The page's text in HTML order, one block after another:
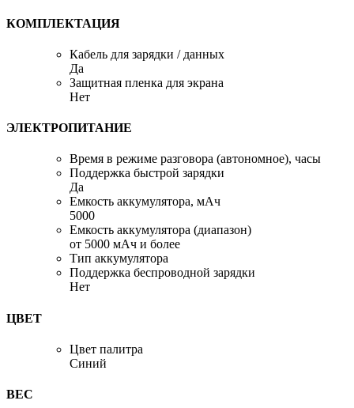
КОМПЛЕКТАЦИЯ
Кабель для зарядки / данных
Да
Защитная пленка для экрана
Нет
ЭЛЕКТРОПИТАНИЕ
Время в режиме разговора (автономное), часы
Поддержка быстрой зарядки
Да
Емкость аккумулятора, мАч
5000
Емкость аккумулятора (диапазон)
от 5000 мАч и более
Тип аккумулятора
Поддержка беспроводной зарядки
Нет
ЦВЕТ
Цвет палитра
Синий
ВЕС